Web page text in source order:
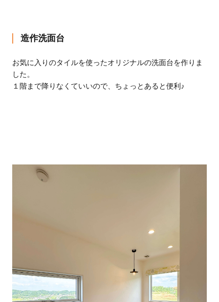
造作洗面台
お気に入りのタイルを使ったオリジナルの洗面台を作りま
した。
１階まで降りなくていいので、ちょっとあると便利♪